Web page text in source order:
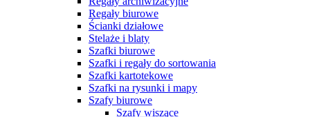
Regały biurowe
Ścianki działowe
Stelaże i blaty
Szafki biurowe
Szafki i regały do sortowania
Szafki kartotekowe
Szafki na rysunki i mapy
Szafy biurowe
Szafy wiszące